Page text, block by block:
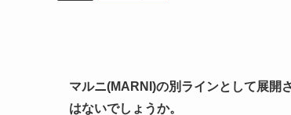
マルニ(MARNI)の別ラインとして展開
はないでしょうか。